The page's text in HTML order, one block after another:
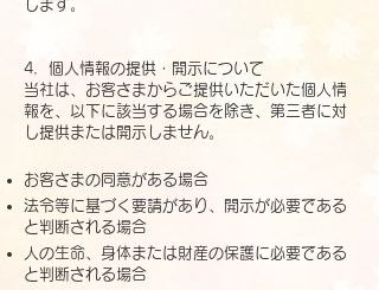
します。
4．個人情報の提供・開示について
当社は、お客さまからご提供いただいた個人情
報を、以下に該当する場合を除き、第三者に対
し提供または開示しません。
お客さまの同意がある場合
法令等に基づく要請があり、開示が必要である
と判断される場合
人の生命、身体または財産の保護に必要である
と判断される場合